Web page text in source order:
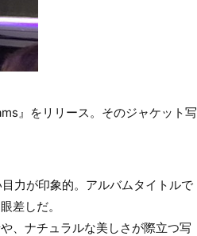
』をリリース。そのジャケット写
力が印象的。アルバムタイトルで
差しだ。
、ナチュラルな美しさが際立つ写